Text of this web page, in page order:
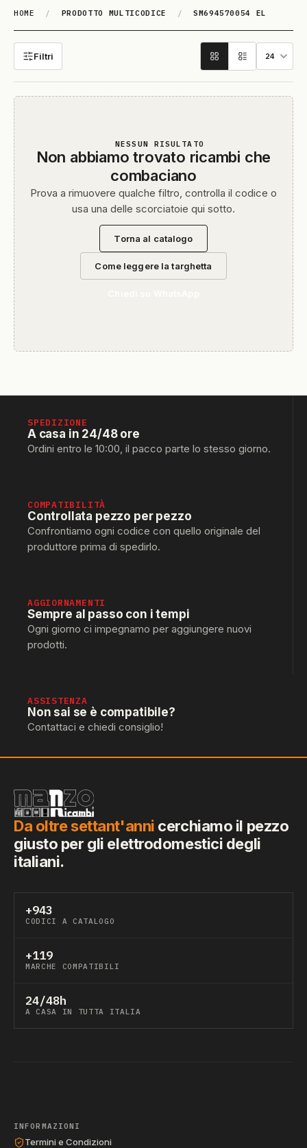
HOME / PRODOTTO MULTICODICE / SM694570054 EL
SM694570054 EL
Filtri
NESSUN RISULTATO
Non abbiamo trovato ricambi che
combaciano
Prova a rimuovere qualche filtro, controlla il codice o
usa una delle scorciatoie qui sotto.
Torna al catalogo
Come leggere la targhetta
SPEDIZIONE
A casa in 24/48 ore
Ordini entro le 10:00, il pacco parte lo stesso giorno.
COMPATIBILITÀ
Controllata pezzo per pezzo
Confrontiamo ogni codice con quello originale del
produttore prima di spedirlo.
AGGIORNAMENTI
Sempre al passo con i tempi
Ogni giorno ci impegnamo per aggiungere nuovi
prodotti.
ASSISTENZA
Non sai se è compatibile?
Contattaci e chiedi consiglio!
Da oltre settant'anni cerchiamo il pezzo
giusto per gli elettrodomestici degli
italiani.
+943
CODICI A CATALOGO
+119
MARCHE COMPATIBILI
24/48h
A CASA IN TUTTA ITALIA
INFORMAZIONI
Termini e Condizioni